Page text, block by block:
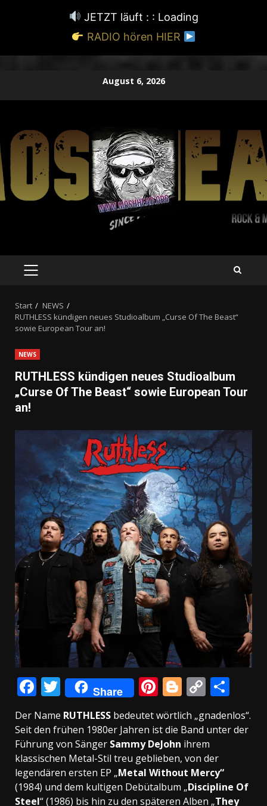
JETZT läuft : : Loading
RADIO hören HIER
August 6, 2026
PRIMÄRES
Start
NEWS
RUTHLESS kündigen neues Studioalbum „Curse Of The Beast“
sowie European Tour an!
NEWS
RUTHLESS kündigen neues Studioalbum
„Curse Of The Beast“ sowie European Tour
an!
Facebook
Twitter
Share Pinterest
Blogger
Copy
Link
Der Name RUTHLESS bedeutet wörtlich „gnadenlos“.
Seit den frühen 1980er Jahren ist die Band unter der
Führung von Sänger Sammy DeJohn ihrem
klassischen Metal-Stil treu geblieben, von der
legendären ersten EP „Metal Without Mercy“
(1984) und dem kultigen Debütalbum „Discipline Of
Steel“ (1986) bis hin zu den späteren Alben „They